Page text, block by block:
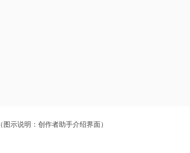
（图示说明：创作者助手介绍界面）